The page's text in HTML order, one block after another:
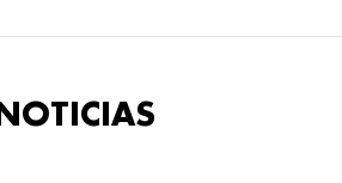
NOTICIAS